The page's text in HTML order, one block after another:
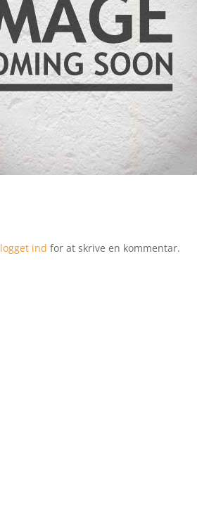
logget ind for at skrive en kommentar.